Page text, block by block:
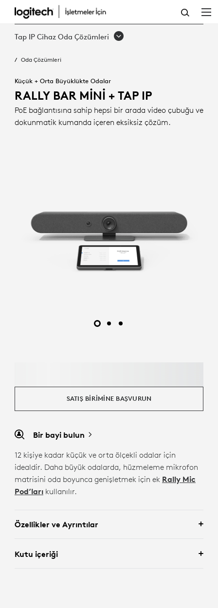
RALLY
BAR
TAP
Tap IP Cihaz Oda Çözümleri
Oda Çözümleri
Küçük + Orta Büyüklükte Odalar
RALLY BAR MINI + TAP IP
PoE bağlantısına sahip hepsi bir arada video çubuğu ve
dokunmatik kumanda içeren eksiksiz çözüm.
SATIŞ BIRIMINE BAŞVURUN
Bir bayi bulun
12 kişiye kadar küçük ve orta ölçekli odalar için
idealdir. Daha büyük odalarda, hüzmeleme mikrofon
matrisini oda boyunca genişletmek için ek Rally Mic
Pod’ları kullanılır.
Özellikler ve Ayrıntılar
Kutu içeriği